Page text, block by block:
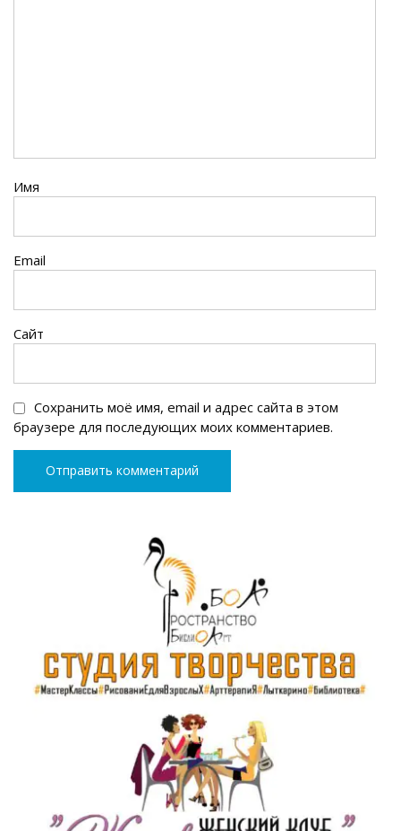
Имя
Email
Сайт
Сохранить моё имя, email и адрес сайта в этом
браузере для последующих моих комментариев.